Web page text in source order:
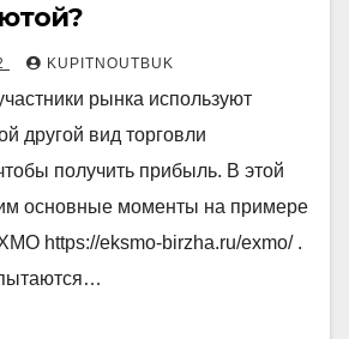
KUPITNOUTBUK
рынка используют
другой вид торговли
получить прибыль. В этой
основные моменты на примере
https://eksmo-birzha.ru/exmo/ .